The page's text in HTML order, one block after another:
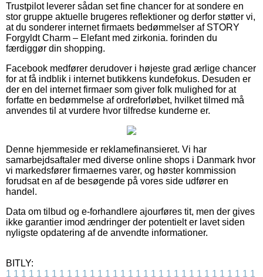
Trustpilot leverer sådan set fine chancer for at sondere en
stor gruppe aktuelle brugeres reflektioner og derfor støtter vi,
at du sonderer internet firmaets bedømmelser af STORY
Forgyldt Charm – Elefant med zirkonia. forinden du
færdiggør din shopping.
Facebook medfører derudover i højeste grad ærlige chancer
for at få indblik i internet butikkens kundefokus. Desuden er
der en del internet firmaer som giver folk mulighed for at
forfatte en bedømmelse af ordreforløbet, hvilket tilmed må
anvendes til at vurdere hvor tilfredse kunderne er.
Denne hjemmeside er reklamefinansieret. Vi har
samarbejdsaftaler med diverse online shops i Danmark hvor
vi markedsfører firmaernes varer, og høster kommission
forudsat en af de besøgende på vores side udfører en
handel.
Data om tilbud og e-forhandlere ajourføres tit, men der gives
ikke garantier imod ændringer der potentielt er lavet siden
nyligste opdatering af de anvendte informationer.
BITLY:
1 1 1 1 1 1 1 1 1 1 1 1 1 1 1 1 1 1 1 1 1 1 1 1 1 1 1 1 1 1 1 1 1